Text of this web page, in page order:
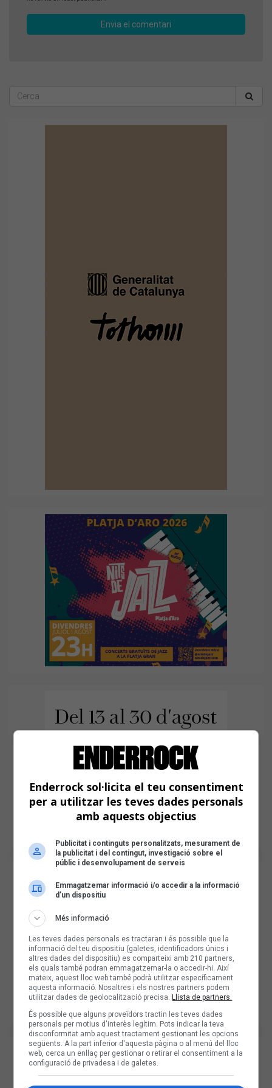
Enderrock sol·licita el teu consentiment
per a utilitzar les teves dades personals
amb aquests objectius
Publicitat i continguts personalitzats, mesurament de
la publicitat i del contingut, investigació sobre el
públic i desenvolupament de serveis
Emmagatzemar informació i/o accedir a la informació
d’un dispositiu
Més informació
Les teves dades personals es tractaran i és possible que la
informació del teu dispositiu (galetes, identificadors únics i
altres dades del dispositiu) es comparteixi amb 210 partners,
els quals també podran emmagatzemar-la o accedir-hi. Així
mateix, aquest lloc web també podrà utilitzar específicament
aquesta informació. Nosaltres i els nostres partners podem
utilitzar dades de geolocalització precisa.Llista de partners.
És possible que alguns proveïdors tractin les teves dades
personals per motius d'interès legítim. Pots indicar la teva
disconformitat amb aquest tractament gestionant les opcions
següents. A la part inferior d'aquesta pàgina o al menú del lloc
web, cerca un enllaç per gestionar o retirar el consentiment a la
configuració de privadesa i de galetes.